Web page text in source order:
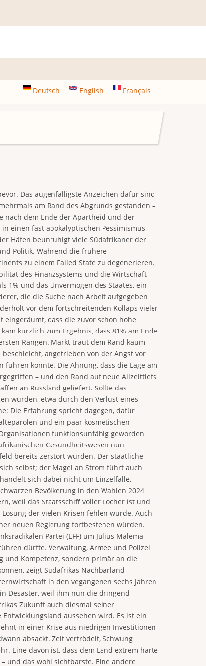
Deutsch English Français
Das augenfälligste Anzeichen dafür sind
am Rand des Abgrunds gestanden –
nach dem Ende der Apartheid und der
einen fast apokalyptischen Pessimismus
Häfen beunruhigt viele Südafrikaner der
Politik. Während die frühere
zu einem Failed State zu degenerieren.
des Finanzsystems und die Wirtschaft
1% und das Unvermögen des Staates, ein
die die Suche nach Arbeit aufgegeben
vor dem fortschreitenden Kollaps vieler
dass die zuvor schon hohe
kürzlich zum Ergebnis, dass 81% am Ende
Rängen. Markt traut dem Rand kaum
angetrieben von der Angst vor
könnte. Die Ahnung, dass die Lage am
– und den Rand auf neue Allzeittiefs
an Russland geliefert. Sollte das
würden, etwa durch den Verlust eines
Die Erfahrung spricht dagegen, dafür
und ein paar kosmetischen
funktionsunfähig geworden
Gesundheitswesen nun
bereits zerstört wurden. Der staatliche
selbst; der Magel an Strom führt auch
sich dabei nicht um Einzelfälle,
Bevölkerung in den Wahlen 2024
weil das Staatsschiff voller Löcher ist und
der vielen Krisen fehlen würde. Auch
neuen Regierung fortbestehen würden.
Partei (EFF) um Julius Malema
dürfte. Verwaltung, Armee und Polizei
und Kompetenz, sondern primär an die
zeigt Südafrikas Nachbarland
in den vegangenen sechs Jahren
Desaster, weil ihm nun die dringend
Zukunft auch diesmal seiner
aussehen wird. Es ist ein
in einer Krise aus niedrigen Investitionen
absackt. Zeit vertrödelt, Schwung
Eine davon ist, dass dem Land extrem harte
und das wohl sichtbarste. Eine andere